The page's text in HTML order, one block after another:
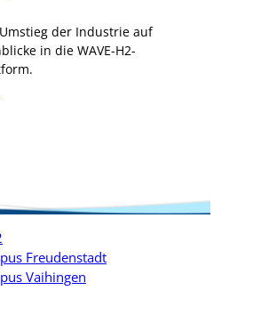
der Industrie auf
in die WAVE-H2-
Freudenstadt
Vaihingen